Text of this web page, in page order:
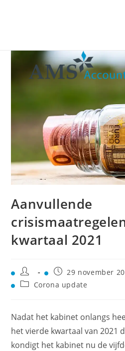
Aanvullende
kwartaal 2021
29 november
Corona update
Nadat het kabinet onlangs
het vierde kwartaal van 2021
kondigt het kabinet nu de